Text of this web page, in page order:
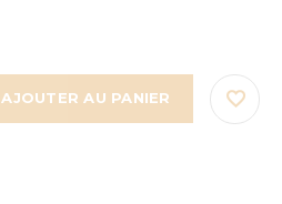
AJOUTER AU PANIER